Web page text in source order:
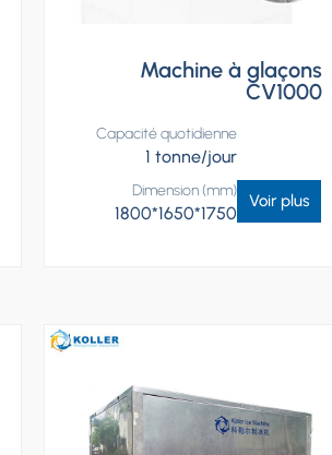
Machine à glaçons
CV1000
Capacité quotidienne
1 tonne/jour
Dimension (mm)
1800*1650*1750
Voir plus